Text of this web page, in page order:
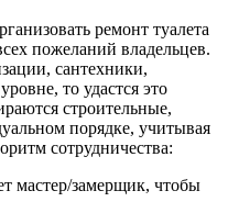
ремонт туалета
пожеланий владельцев.
сантехники,
то удастся это
строительные,
порядке, учитывая
сотрудничества:
мастер/замерщик, чтобы